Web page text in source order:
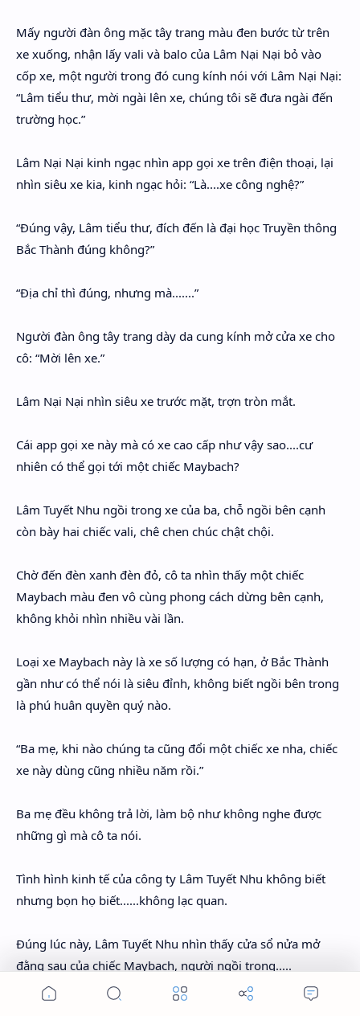
Mấy người đàn ông mặc tây trang màu đen bước từ trên
xe xuống, nhận lấy vali và balo của Lâm Nại Nại bỏ vào
cốp xe, một người trong đó cung kính nói với Lâm Nại Nại:
“Lâm tiểu thư, mời ngài lên xe, chúng tôi sẽ đưa ngài đến
trường học.”
Lâm Nại Nại kinh ngạc nhìn app gọi xe trên điện thoại, lại
nhìn siêu xe kia, kinh ngạc hỏi: “Là....xe công nghệ?”
“Đúng vậy, Lâm tiểu thư, đích đến là đại học Truyền thông
Bắc Thành đúng không?”
“Địa chỉ thì đúng, nhưng mà.......”
Người đàn ông tây trang dày da cung kính mở cửa xe cho
cô: “Mời lên xe.”
Lâm Nại Nại nhìn siêu xe trước mặt, trợn tròn mắt.
Cái app gọi xe này mà có xe cao cấp như vậy sao....cư
nhiên có thể gọi tới một chiếc Maybach?
Lâm Tuyết Nhu ngồi trong xe của ba, chỗ ngồi bên cạnh
còn bày hai chiếc vali, chê chen chúc chật chội.
Chờ đến đèn xanh đèn đỏ, cô ta nhìn thấy một chiếc
Maybach màu đen vô cùng phong cách dừng bên cạnh,
không khỏi nhìn nhiều vài lần.
Loại xe Maybach này là xe số lượng có hạn, ở Bắc Thành
gần như có thể nói là siêu đỉnh, không biết ngồi bên trong
là phú huân quyền quý nào.
“Ba mẹ, khi nào chúng ta cũng đổi một chiếc xe nha, chiếc
xe này dùng cũng nhiều năm rồi.”
Ba mẹ đều không trả lời, làm bộ như không nghe được
những gì mà cô ta nói.
Tình hình kinh tế của công ty Lâm Tuyết Nhu không biết
nhưng bọn họ biết......không lạc quan.
Đúng lúc này, Lâm Tuyết Nhu nhìn thấy cửa sổ nửa mở
đằng sau của chiếc Maybach, người ngồi trong.....